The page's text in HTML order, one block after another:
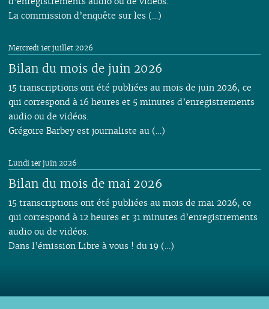
La commission d’enquête sur les (…)
Bilan du mois de juin 2026
Mercredi 1er juillet 2026
15 transcriptions ont été publiées au mois de juin 2026, ce
qui correspond à 16 heures et 5 minutes d’enregistrements
audio ou de vidéos.
Grégoire Barbey est journaliste au (…)
Bilan du mois de mai 2026
Lundi 1er juin 2026
15 transcriptions ont été publiées au mois de mai 2026, ce
qui correspond à 12 heures et 31 minutes d’enregistrements
audio ou de vidéos.
Dans l’émission Libre à vous ! du 19 (…)